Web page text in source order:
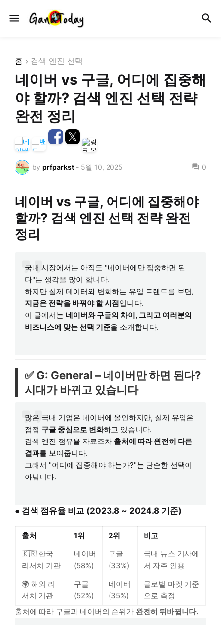
홈 검색 엔진 선택
네이버 vs 구글, 어디에 집중해
야 할까? 검색 엔진 선택 전략
완전 정리
by prfparkst - 5월 10, 2025 0
네이버 vs 구글, 어디에 집중해야
할까? 검색 엔진 선택 전략 완전
정리
국내 시장에서는 아직도 "네이버에만 집중하면 된
다"는 생각을 많이 합니다.
하지만 실제 데이터와 변화하는 유입 트렌드를 보면,
지금은 전략을 바꿔야 할 시점입니다.
이 글에서는 네이버와 구글의 차이, 그리고 여러분의
비즈니스에 맞는 선택 기준을 소개합니다.
✅ G: General – 네이버만 하면 된다?
시대가 바뀌고 있습니다
많은 국내 기업은 네이버에 올인하지만, 실제 유입은
점점 구글 중심으로 변화하고 있습니다.
검색 엔진 점유율 자료조차 출처에 따라 완전히 다른
결과를 보여줍니다.
그래서 "어디에 집중해야 하는가?"는 단순한 선택이
아닙니다.
● 검색 점유율 비교 (2023.8 ~ 2024.8 기준)
출처 1위 2위
비고
🇰🇷 한국
리서치 기관
네이버
(58%)
구글
(33%)
국내 뉴스 기사에
서 자주 인용
🌍 해외 리
서치 기관
구글
(52%)
네이버
(35%)
글로벌 마켓 기준
으로 측정
출처에 따라 구글과 네이버의 순위가 완전히 뒤바뀝니다.